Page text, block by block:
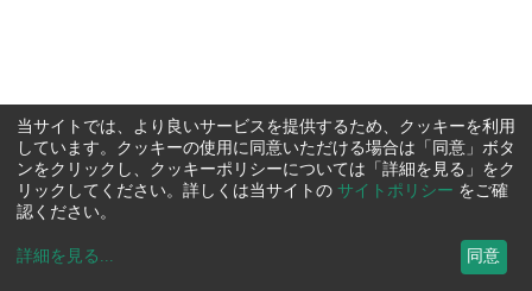
当サイトでは、より良いサービスを提供するため、クッキーを利用
しています。クッキーの使用に同意いただける場合は「同意」ボタ
ンをクリックし、クッキーポリシーについては「詳細を見る」をク
リックしてください。詳しくは当サイトの サイトポリシー をご確
認ください。
詳細を見る ... 同意